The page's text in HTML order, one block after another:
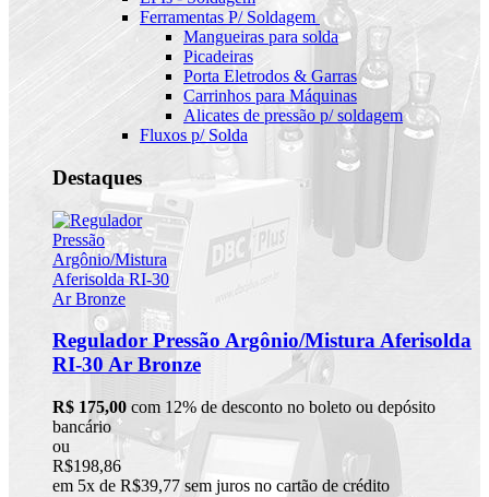
Ferramentas P/ Soldagem
Mangueiras para solda
Picadeiras
Porta Eletrodos & Garras
Carrinhos para Máquinas
Alicates de pressão p/ soldagem
Fluxos p/ Solda
Destaques
Regulador Pressão Argônio/Mistura Aferisolda
RI-30 Ar Bronze
R$ 175,00 com 12% de desconto no boleto ou depósito
bancário
ou
R$198,86
em 5x de R$39,77 sem juros no cartão de crédito